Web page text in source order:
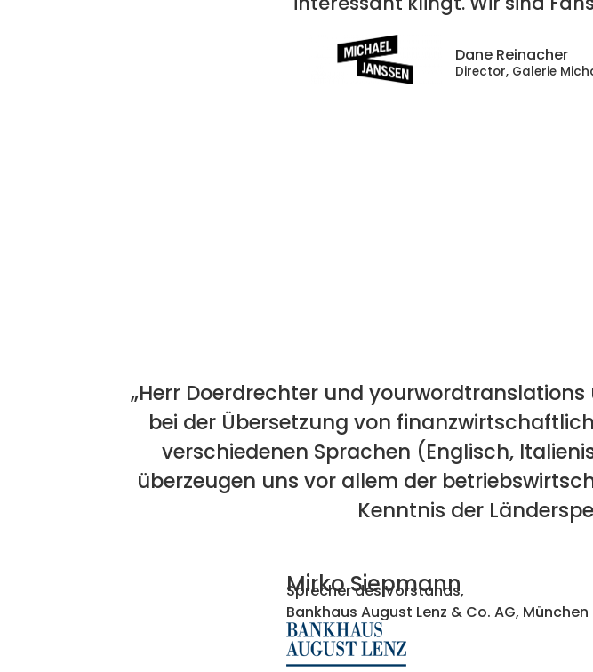
Dane Reinacher
Director, Galerie
„Herr Doerdrechter und
bei der Übersetzung von
verschiedenen Sprachen (Englisch,
überzeugen uns vor allem der
Kenntnis der
Mirko Siepmann
Sprecher des Vorstands,
Bankhaus August Lenz & Co. AG, München